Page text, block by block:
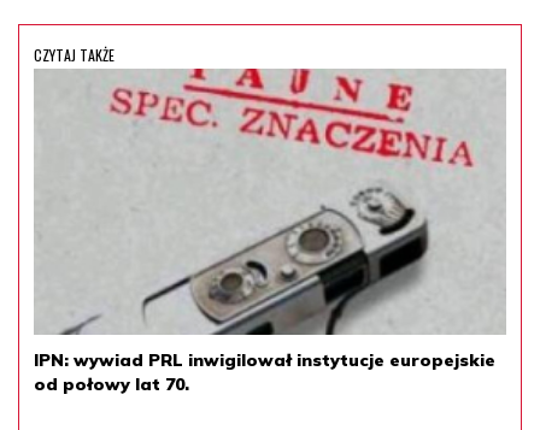
CZYTAJ TAKŻE
IPN: wywiad PRL inwigilował instytucje europejskie
od połowy lat 70.